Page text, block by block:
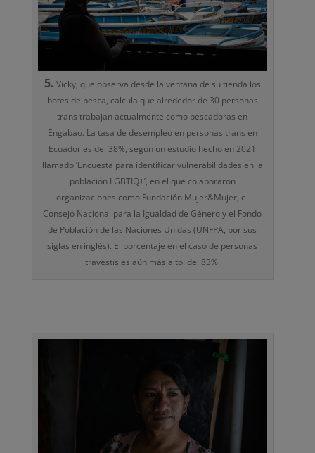
5. Vicky, que observa desde la ventana de su tienda los
botes de pesca, calcula que alrededor de 30 personas
trans trabajan actualmente como pescadoras en
Engabao. La tasa de desempleo en personas trans en
Ecuador es del 38%, según un estudio hecho en 2021
llamado ‘Encuesta para identificar vulnerabilidades en la
población LGBTIQ+’, en el que colaboraron
organizaciones como Fundación Mujer&Mujer, el
Consejo Nacional para la Igualdad de Género y el Fondo
de Población de las Naciones Unidas (UNFPA, por sus
siglas en inglés). El porcentaje en el caso de personas
travestis es aún más alto: del 83%.